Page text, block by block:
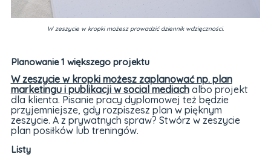
W zeszycie w kropki możesz prowadzić dziennik wdzięczności.
Planowanie 1 większego projektu
W zeszycie w kropki możesz zaplanować np. plan
marketingu i publikacji w social mediachalbo projekt
dla klienta. Pisanie pracy dyplomowej też będzie
przyjemniejsze, gdy rozpiszesz plan w pięknym
zeszycie. A z prywatnych spraw? Stwórz w zeszycie
plan posiłków lub treningów.
Listy